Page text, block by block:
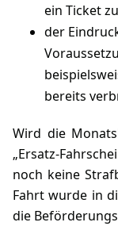
ein Ticket
der
bereits
Wird die
„Ersatz-
noch keine
Fahrt wurde in
die